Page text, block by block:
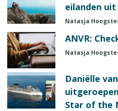
eilanden uit
Natasja
ANVR:
Natasja
Daniëlle
Star of the